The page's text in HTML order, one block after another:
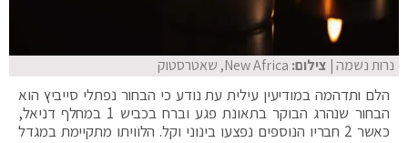
נרות נשמה| צילום: New Africa, שאטרסטוק
הלם ותדהמה במודיעין עילית עת נודע כי הבחור נפתלי סייביץ הוא
הבחור שנהרג הבוקר בתאונת פגע וברח בכביש 1 במחלף דניאל,
כאשר 2 חבריו הנוספים נפצעו בינוני וקל. הלוויתו מתקיימת במגדל